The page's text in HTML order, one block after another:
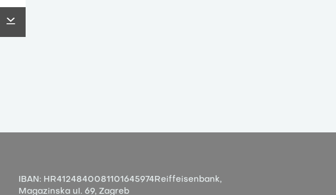
IBAN: HR4124840081101645974 Reiffeisenbank,
Magazinska ul. 69, Zagreb